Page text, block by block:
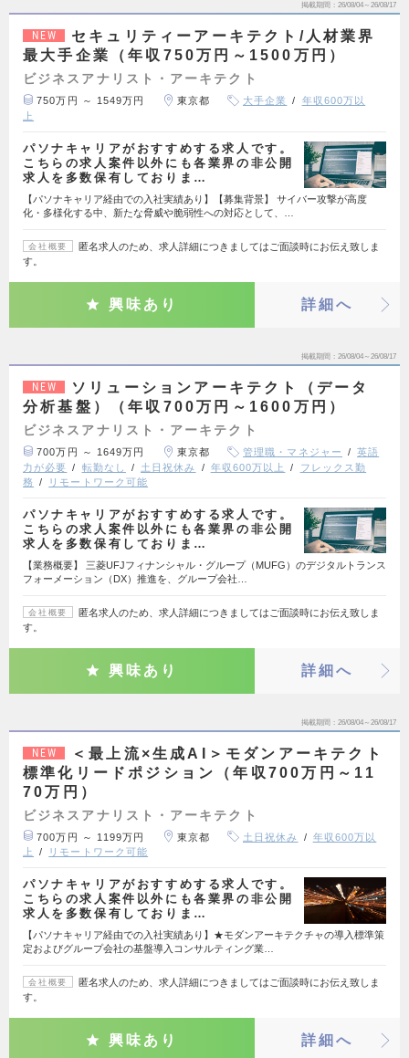
掲載期間 26/08/04～26/08/17
NEW
セキュリティーアーキテクト/人材業界
最大手企業（年収750万円～1500万円）
ビジネスアナリスト・アーキテクト
750万円 ～ 1549万円 東京都 大手企業
年収600万以
上
パソナキャリアがおすすめする求人です。
こちらの求人案件以外にも各業界の非公開
求人を多数保有しておりま…
【パソナキャリア経由での入社実績あり】【募集背景】 サイバー攻撃が高度
化・多様化する中、新たな脅威や脆弱性への対応として、…
会社概要
匿名求人のため、求人詳細につきましてはご面談時にお伝え致しま
す。
興味あり 詳細へ
掲載期間 26/08/04～26/08/17
NEW
ソリューションアーキテクト（データ
分析基盤）（年収700万円～1600万円）
ビジネスアナリスト・アーキテクト
700万円 ～ 1649万円 東京都 管理職・マネジャー
英語
力が必要
転勤なし 土日祝休み 年収600万以上
フレックス勤
務
リモートワーク可能
パソナキャリアがおすすめする求人です。
こちらの求人案件以外にも各業界の非公開
求人を多数保有しておりま…
【業務概要】 三菱UFJフィナンシャル・グループ（MUFG）のデジタルトランス
フォーメーション（DX）推進を、グループ会社…
会社概要
匿名求人のため、求人詳細につきましてはご面談時にお伝え致しま
す。
興味あり 詳細へ
掲載期間 26/08/04～26/08/17
NEW
＜最上流×生成AI＞モダンアーキテクト
標準化リードポジション（年収700万円～11
70万円）
ビジネスアナリスト・アーキテクト
700万円 ～ 1199万円 東京都 土日祝休み
年収600万以
上
リモートワーク可能
パソナキャリアがおすすめする求人です。
こちらの求人案件以外にも各業界の非公開
求人を多数保有しておりま…
【パソナキャリア経由での入社実績あり】★モダンアーキテクチャの導入標準策
定およびグループ会社の基盤導入コンサルティング業…
会社概要
匿名求人のため、求人詳細につきましてはご面談時にお伝え致しま
す。
興味あり 詳細へ